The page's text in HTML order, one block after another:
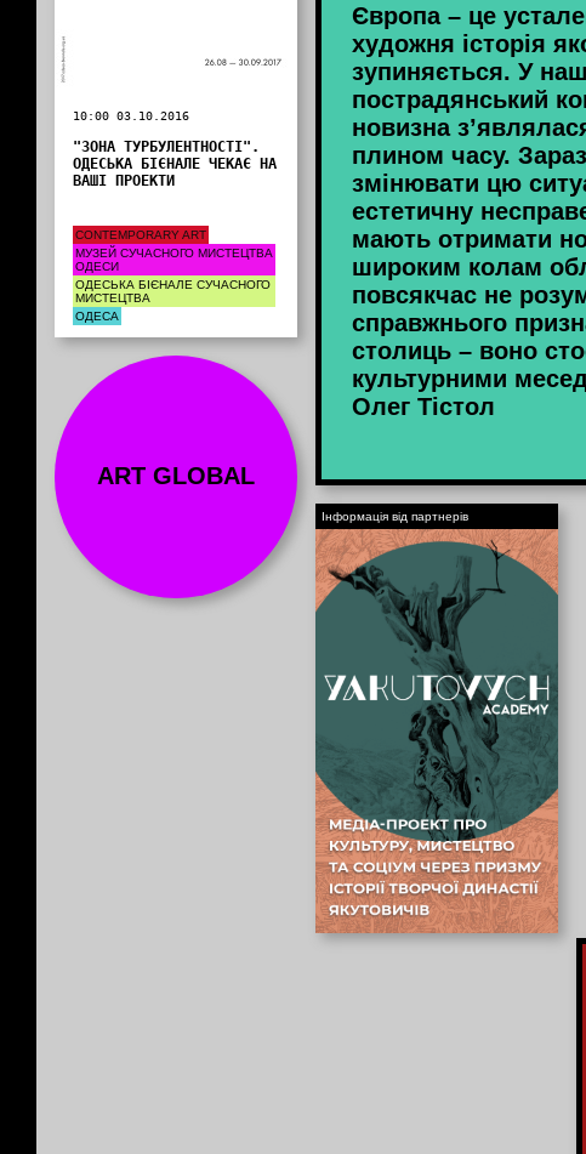
10:00 03.10.2016
"ЗОНА ТУРБУЛЕНТНОСТІ".
ОДЕСЬКА БІЄНАЛЕ ЧЕКАЄ НА
ВАШІ ПРОЕКТИ
CONTEMPORARY ART
МУЗЕЙ СУЧАСНОГО МИСТЕЦТВА
ОДЕСИ
ОДЕСЬКА БІЄНАЛЕ СУЧАСНОГО
МИСТЕЦТВА
ОДЕСА
Європа – це
художня історія
зупиняється. У
пострадянський
новизна
плином часу.
змінювати цю
естетичну
мають отримати
широким колам
повсякчас не
справжнього
столиць – воно
культурними
Олег Тістол
ART GLOBAL
Інформація від партнерів